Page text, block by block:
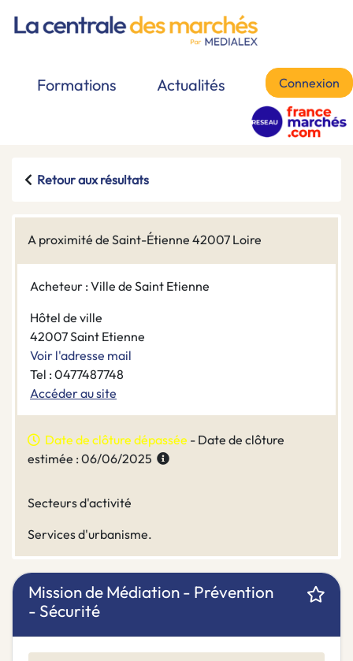
Formations Actualités Connexion
Retour aux résultats
A proximité de Saint-Étienne 42007 Loire
Acheteur : Ville de Saint Etienne
Hôtel de ville
42007 Saint Etienne
Voir l'adresse mail
Tel : 0477487748
Accéder au site
Date de clôture dépassée - Date de clôture
estimée : 06/06/2025
Secteurs d'activité
Services d'urbanisme.
Mission de Médiation - Prévention
- Sécurité